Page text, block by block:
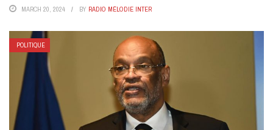
MARCH 20, 2024 BY RADIO MÉLODIE INTER
POLITIQUE